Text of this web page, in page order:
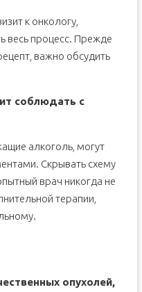
к онкологу,
весь процесс. Прежде
важно обсудить
соблюдать с
алкоголь, могут
Скрывать схему
врач никогда не
терапии,
опухолей,